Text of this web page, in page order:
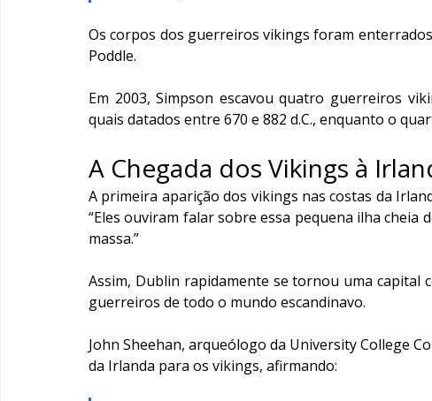
Os corpos dos guerreiros vikings foram
Poddle.
Em 2003, Simpson escavou quatro guerreiros
quais datados entre 670 e 882 d.C., enquanto o
A Chegada dos Vikings à
A primeira aparição dos vikings nas costas da
“Eles ouviram falar sobre essa pequena ilha cheia
massa.”
Assim, Dublin rapidamente se tornou uma capital
guerreiros de todo o mundo escandinavo.
John Sheehan, arqueólogo da University College
da Irlanda para os vikings, afirmando: